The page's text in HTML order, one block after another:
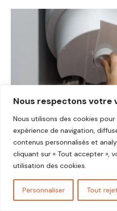
Nous respectons votre
Nous utilisons des cookies
expérience de navigation,
contenus personnalisés et
cliquant sur « Tout accepter »,
utilisation des cookies.
Personnaliser Tout